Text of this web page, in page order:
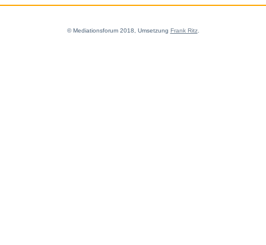
© Mediationsforum 2018, Umsetzung Frank Ritz.